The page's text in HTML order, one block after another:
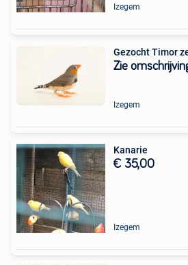
Izegem
Gezocht Timor
Zie
Izegem
Kanarie
€ 35,00
Izegem